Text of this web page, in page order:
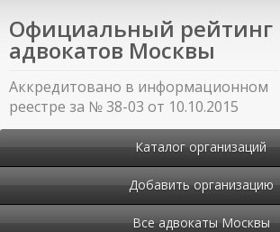
Официальный рейтинг
адвокатов Москвы
Аккредитовано в информационном
реестре за № 38-03 от 10.10.2015
Каталог организаций
Добавить организацию
Все адвокаты Москвы